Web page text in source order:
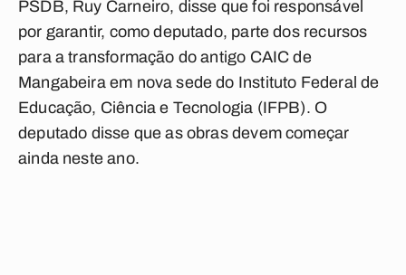
PSDB, Ruy Carneiro, disse que foi responsável
por garantir, como deputado, parte dos recursos
para a transformação do antigo CAIC de
Mangabeira em nova sede do Instituto Federal de
Educação, Ciência e Tecnologia (IFPB). O
deputado disse que as obras devem começar
ainda neste ano.